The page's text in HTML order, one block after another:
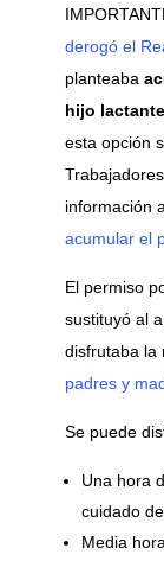
derogó el
planteaba
hijo
esta opción
información
acumular el
El permiso
sustituyó al
disfrutaba la
padres y
Se puede
Una hora
cuidado
Media